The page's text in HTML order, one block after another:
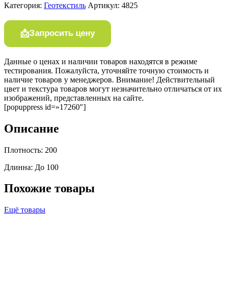
Категория: Геотекстиль Артикул: 4825
Запросить цену
Данные о ценах и наличии товаров находятся в режиме
тестирования. Пожалуйста, уточняйте точную стоимость и
наличие товаров у менеджеров. Внимание! Действительный
цвет и текстура товаров могут незначительно отличаться от их
изображений, представленных на сайте.
[popuppress id=»17260″]
Описание
Плотность: 200
Длинна: До 100
Похожие товары
Ещё товары